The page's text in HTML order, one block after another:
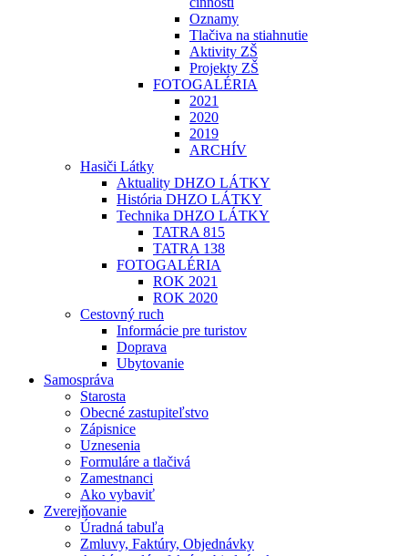
Oznamy
Tlačiva na stiahnutie
Aktivity ZŠ
Projekty ZŠ
FOTOGALÉRIA
2021
2020
2019
ARCHÍV
Hasiči Látky
Aktuality DHZO LÁTKY
História DHZO LÁTKY
Technika DHZO LÁTKY
TATRA 815
TATRA 138
FOTOGALÉRIA
ROK 2021
ROK 2020
Cestovný ruch
Informácie pre turistov
Doprava
Ubytovanie
Samospráva
Starosta
Obecné zastupiteľstvo
Zápisnice
Uznesenia
Formuláre a tlačivá
Zamestnanci
Ako vybaviť
Zverejňovanie
Úradná tabuľa
Zmluvy, Faktúry, Objednávky